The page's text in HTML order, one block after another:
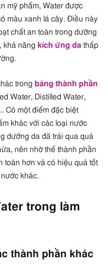
mỹ phẩm, Water được
màu xanh lá cây. Điều này
chất an toàn trong dưỡng
khả năng kích ứng da thấp
trong bảng thành phần
Water, Distilled Water,
Có một điểm đặc biệt
khác với các loại nước
dưỡng da đã trải qua quá
nên nhờ thế thành phần
toàn hơn và có hiệu quả tốt
khác.
trong làm
thành phần khác